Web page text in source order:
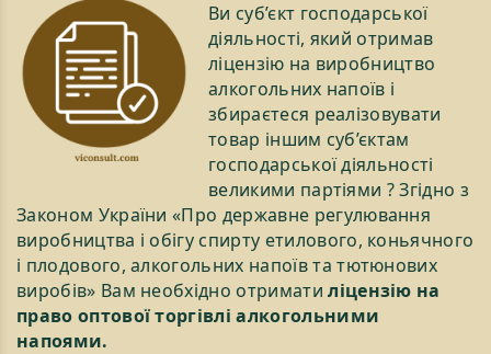
Ви суб’єкт господарської
діяльності, який отримав
ліцензію на виробництво
алкогольних напоїв і
збираєтеся реалізовувати
товар іншим суб’єктам
господарської діяльності
великими партіями ? Згідно з
Законом України «Про державне регулювання
виробництва і обігу спирту етилового, коньячного
і плодового, алкогольних напоїв та тютюнових
виробів» Вам необхідно отриматиліцензію на
право оптової торгівлі алкогольними
напоями.